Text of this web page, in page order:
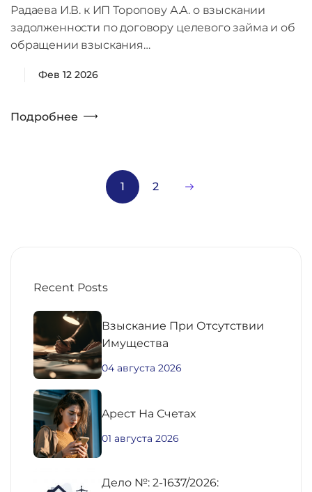
Радаева И.В. к ИП Торопову А.А. о взыскании
задолженности по договору целевого займа и об
обращении взыскания…
Фев 12 2026
Подробнее
1 2
Recent Posts
Взыскание При Отсутствии
Имущества
04 августа 2026
Aрест На Счетах
01 августа 2026
Дело №: 2-1637/2026: